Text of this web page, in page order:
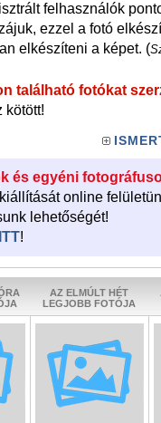
felhasználók
ezzel a fotó
elkészíteni a képet. (
található fotókat
kötött!
és egyéni
online
lehetőségét!
ITT!
AZ ELMÚLT HÉT
LEGJOBB FOTÓJA